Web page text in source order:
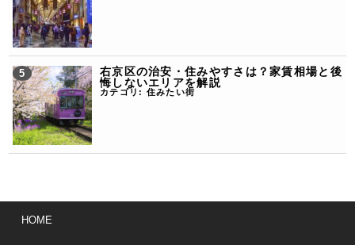
右京区の治安・住みやすさは？家賃相場と後
悔しないエリアを解説
カテゴリ: 住みたい街
HOME